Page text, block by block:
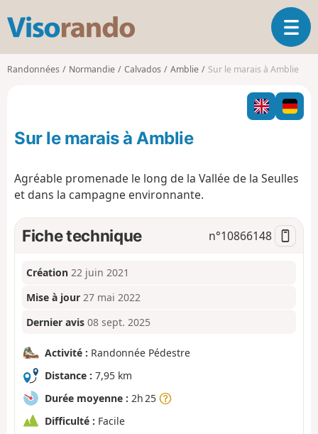
s
o
o
O
u
v
i
r
l
v
a
t
Randonnées Normandie Calvados Amblie Sur le marais à Amblie
Sur le marais à Amblie
Agréable promenade le long de la Vallée de la Seulles
et dans la campagne environnante.
Fiche technique n°10866148
Création 22 juin 2021
Mise à jour 27 mai 2022
Dernier avis 08 sept. 2025
Activité : Randonnée Pédestre
Distance : 7,95 km
Durée moyenne : 2h 25
Difficulté : Facile